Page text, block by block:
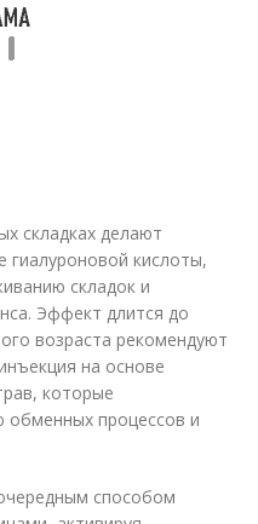
складках делают
гиалуроновой кислоты,
складок и
Эффект длится до
возраста рекомендуют
на основе
которые
обменных процессов и
способом